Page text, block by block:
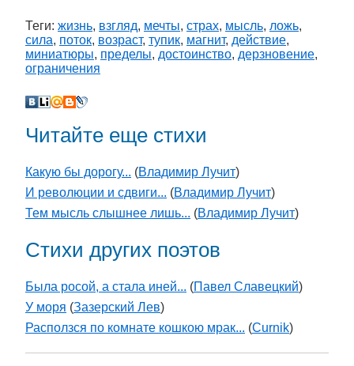
Теги: жизнь, взгляд, мечты, страх, мысль, ложь,
сила, поток, возраст, тупик, магнит, действие,
миниатюры, пределы, достоинство, дерзновение,
ограничения
Читайте еще стихи
Какую бы дорогу... (Владимир Лучит)
И революции и сдвиги... (Владимир Лучит)
Тем мысль слышнее лишь... (Владимир Лучит)
Стихи других поэтов
Была росой, а стала иней... (Павел Славецкий)
У моря (Зазерский Лев)
Расползся по комнате кошкою мрак... (Curnik)